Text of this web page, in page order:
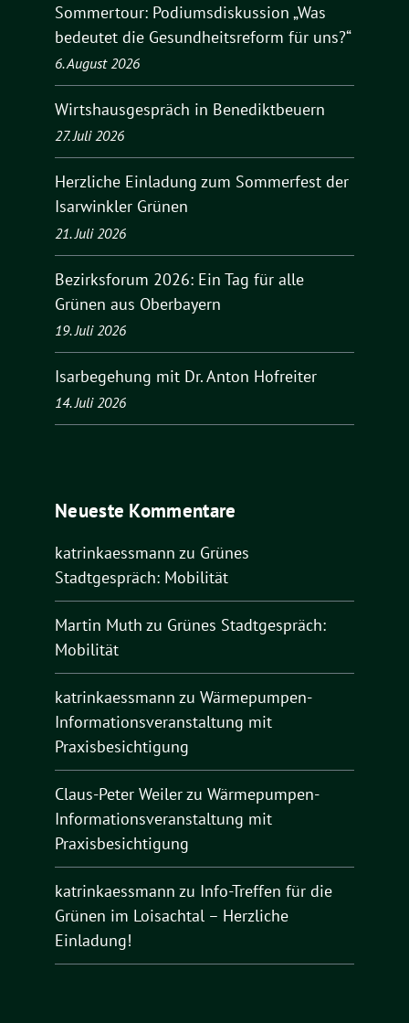
Sommertour: Podiumsdiskussion „Was
bedeutet die Gesundheitsreform für uns?“
6. August 2026
Wirtshausgespräch in Benediktbeuern
27. Juli 2026
Herzliche Einladung zum Sommerfest der
Isarwinkler Grünen
21. Juli 2026
Bezirksforum 2026: Ein Tag für alle
Grünen aus Oberbayern
19. Juli 2026
Isarbegehung mit Dr. Anton Hofreiter
14. Juli 2026
Neueste Kommentare
katrinkaessmann zu Grünes
Stadtgespräch: Mobilität
Martin Muth zu Grünes Stadtgespräch:
Mobilität
katrinkaessmann zu Wärmepumpen-
Informationsveranstaltung mit
Praxisbesichtigung
Claus-Peter Weilerzu Wärmepumpen-
Informationsveranstaltung mit
Praxisbesichtigung
katrinkaessmann zu Info-Treffen für die
Grünen im Loisachtal – Herzliche
Einladung!